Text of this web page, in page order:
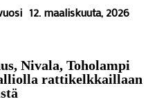
12. maaliskuuta, 2026
Nivala, Toholampi
rattikelkkaillaan